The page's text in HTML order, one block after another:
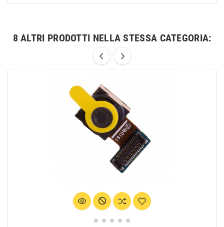
8 ALTRI PRODOTTI NELLA STESSA CATEGORIA:
    